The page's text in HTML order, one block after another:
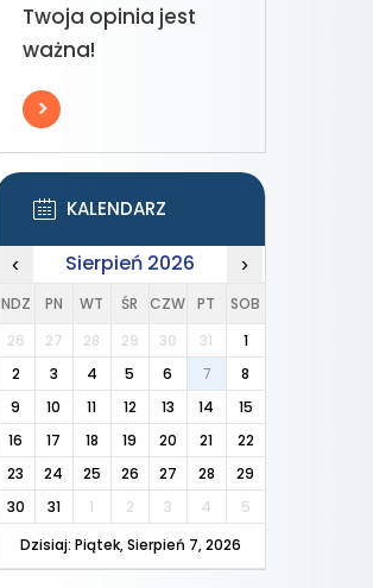
Twoja opinia jest
ważna!
KALENDARZ
‹ Sierpień 2026 ›
NDZ PN WT ŚR CZW PT
SOB
26
27 28 29 30 31
1
2
3 4 5 6 7
8
9
10 11 12 13 14
15
16
17 18 19 20 21
22
23
24 25 26 27 28
29
30
31 1 2 3 4
5
Dzisiaj: Piątek, Sierpień 7, 2026